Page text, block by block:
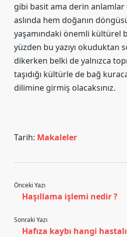
gibi basit ama derin anlamlar
aslında hem doğanın
yaşamındaki önemli kültürel
yüzden bu yazıyı okuduktan
dikerken belki de yalnızca
taşıdığı kültürle de bağ
dilimine girmiş olacaksınız.
Tarih: Makaleler
Önceki Yazı
Haşıllama işlemi nedir ?
Sonraki Yazı
Hafıza kaybı hangi